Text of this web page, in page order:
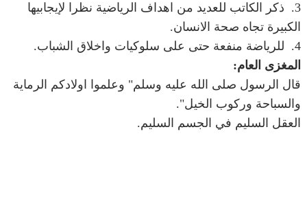
3. ذكر الكاتب للعديد من اهداف الرياضية نظرا لإيجابيها
الكبيرة تجاه صحة الانسان.
4. للرياضة منفعة حتى على سلوكيات واخلاق الشباب.
المغزى العام:
قال الرسول صلى الله عليه وسلم" وعلموا اولادكم الرماية
والسباحة وركوب الخيل".
العقل السليم في الجسم السليم.